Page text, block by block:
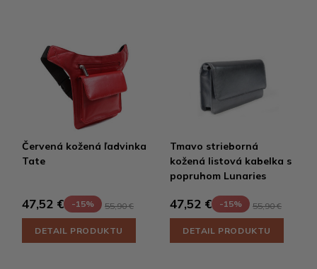
Červená kožená ľadvinka
Tate
47,52 € -15% 55,90 €
DETAIL PRODUKTU
Tmavo strieborná
kožená listová kabelka s
popruhom Lunaries
47,52 € -15% 55,90 €
DETAIL PRODUKTU